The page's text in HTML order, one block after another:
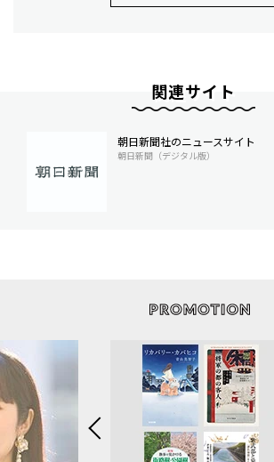
関連サイト
朝日新聞社のニュースサイト
朝日新聞（デジタル版）